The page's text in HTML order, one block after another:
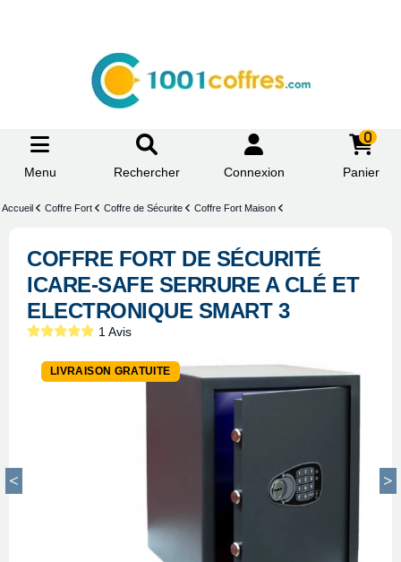
Menu Rechercher Connexion
0
Panier
Accueil Coffre Fort Coffre de Sécurite Coffre Fort Maison
COFFRE FORT DE SÉCURITÉ
ICARE-SAFE SERRURE A CLÉ ET
ELECTRONIQUE SMART 3
1 Avis
-5%
LIVRAISON GRATUITE